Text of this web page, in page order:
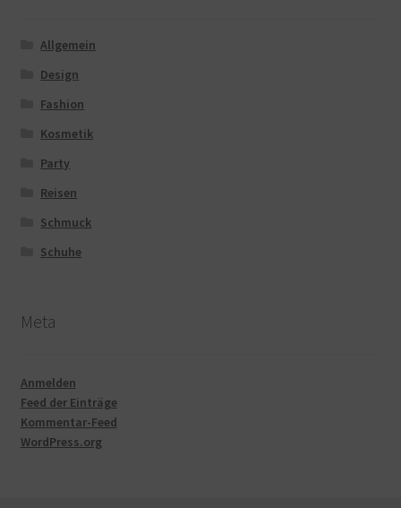
Allgemein
Design
Fashion
Kosmetik
Party
Reisen
Schmuck
Schuhe
Meta
Anmelden
Feed der Einträge
Kommentar-Feed
WordPress.org